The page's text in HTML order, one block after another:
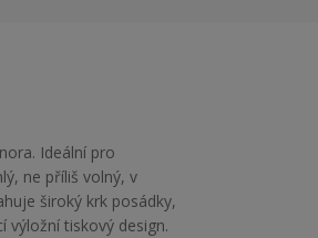
Ideální pro
ne příliš volný, v
široký krk posádky,
výložní tiskový design.